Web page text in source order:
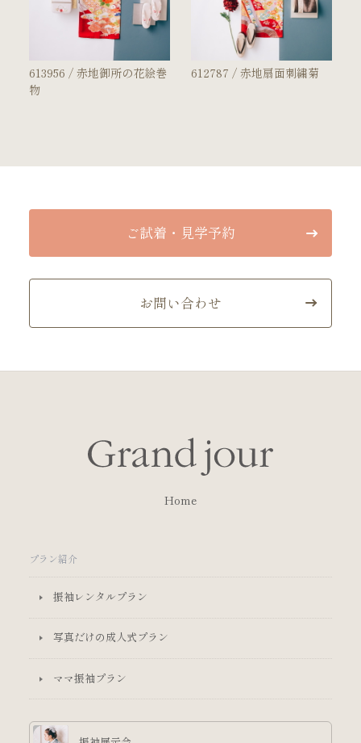
613956 / 赤地御所の花絵巻
物
612787 / 赤地扇面刺繍菊
ご試着・見学予約
お問い合わせ
Home
プラン紹介
振袖レンタルプラン
写真だけの成人式プラン
ママ振袖プラン